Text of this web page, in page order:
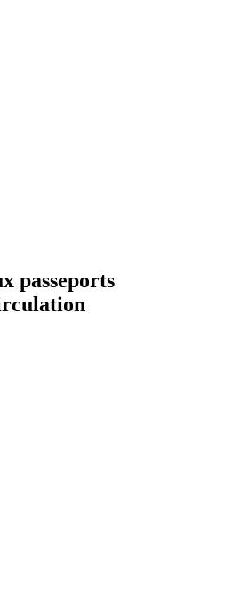
passeports